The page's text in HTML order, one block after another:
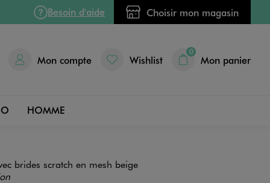
Besoin d'aide Choisir mon magasin
Mon compte Wishlist
0
Mon panier
HOMME
brides scratch en mesh beige